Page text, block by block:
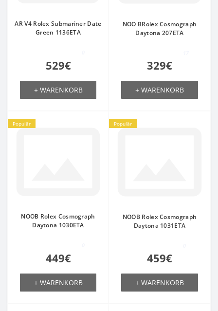
AR V4 Rolex Submariner Date
Green 1136ETA
529€
+ WARENKORB
NOO BRolex Cosmograph
Daytona 207ETA
329€
+ WARENKORB
Populär
NOOB Rolex Cosmograph
Daytona 1030ETA
449€
+ WARENKORB
Populär
NOOB Rolex Cosmograph
Daytona 1031ETA
459€
+ WARENKORB